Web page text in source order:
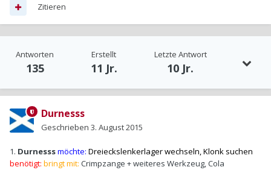
Zitieren
Antworten
135
Erstellt
11 Jr.
Letzte Antwort
10 Jr.
Durnesss
Geschrieben 3. August 2015
1. Durnesssmöchte: Dreieckslenkerlager wechseln, Klonk suchen
benötigt: bringt mit: Crimpzange + weiteres Werkzeug, Cola